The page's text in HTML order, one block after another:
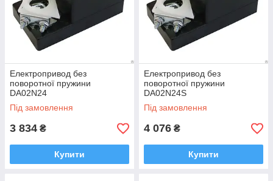
Електропривод без
поворотної пружини
DA02N24
Під замовлення
3 834 ₴
Купити
Електропривод без
поворотної пружини
DA02N24S
Під замовлення
4 076 ₴
Купити